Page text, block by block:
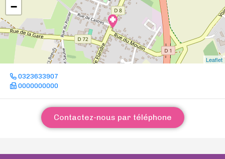
−
Leaflet
0323633907
0000000000
Contactez-nous par téléphone